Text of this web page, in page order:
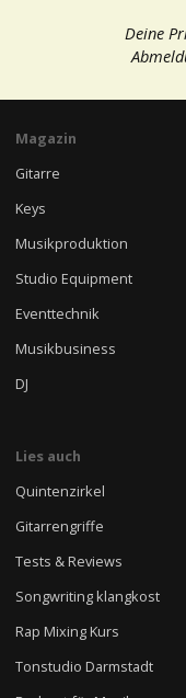
Deine
Magazin
Gitarre
Keys
Musikproduktion
Studio Equipment
Eventtechnik
Musikbusiness
DJ
Lies auch
Quintenzirkel
Gitarrengriffe
Tests & Reviews
Songwriting klangkost
Rap Mixing Kurs
Tonstudio Darmstadt